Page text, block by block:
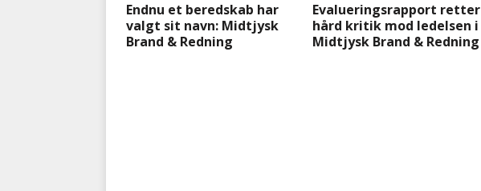
Endnu et beredskab har
valgt sit navn: Midtjysk
Brand & Redning
Evalueringsrapport retter
hård kritik mod ledelsen i
Midtjysk Brand & Redning